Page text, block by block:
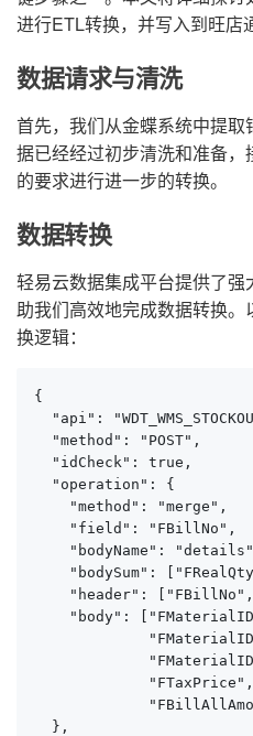
进行ETL转换，并写入到旺店
数据请求与清洗
首先，我们从金蝶系统中提
据已经经过初步清洗和准备
的要求进行进一步的转换。
数据转换
轻易云数据集成平台提供了
助我们高效地完成数据转换
换逻辑：
{
"api":
  "method": "POST",
  "idCheck": true,
  "operation": {
    "method": "merge",
    "field": "FBillNo",
"bodyName":
"bodySum":
"header":
"body":
             "FTaxPrice",
  },